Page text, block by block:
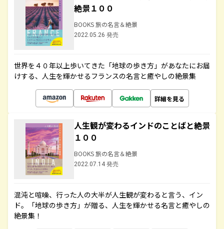
絶景１００
BOOKS 旅の名言＆絶景
2022.05.26 発売
世界を４０年以上歩いてきた「地球の歩き方」があなたにお届
けする、人生を輝かせるフランスの名言と癒やしの絶景集
詳細を見る
人生観が変わるインドのことばと絶景
１００
BOOKS 旅の名言＆絶景
2022.07.14 発売
混沌と喧噪、行った人の大半が人生観が変わると言う、イン
ド。「地球の歩き方」が贈る、人生を輝かせる名言と癒やしの
絶景集！